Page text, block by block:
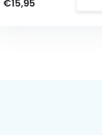
€15,95